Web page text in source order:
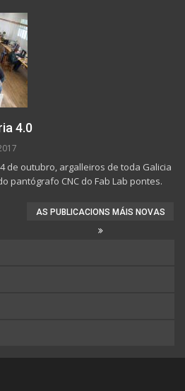
4.0
de outubro, argalleiros de toda Galicia
pantógrafo CNC do Fab Lab pontes.
AS PUBLICACIONS MÁIS NOVAS